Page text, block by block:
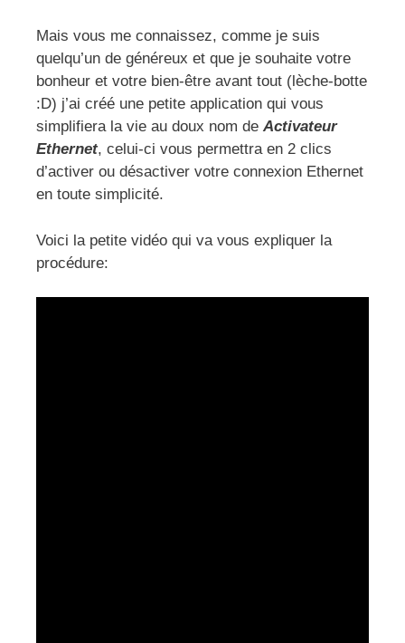
Mais vous me connaissez, comme je suis
quelqu’un de généreux et que je souhaite votre
bonheur et votre bien-être avant tout (lèche-botte
:D) j’ai créé une petite application qui vous
simplifiera la vie au doux nom de Activateur
Ethernet, celui-ci vous permettra en 2 clics
d’activer ou désactiver votre connexion Ethernet
en toute simplicité.
Voici la petite vidéo qui va vous expliquer la
procédure: